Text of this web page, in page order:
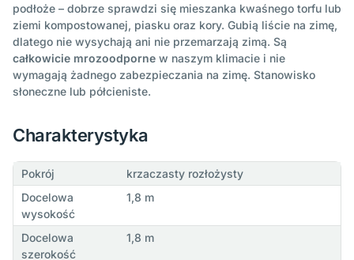
podłoże – dobrze sprawdzi się mieszanka kwaśnego torfu lub
ziemi kompostowanej, piasku oraz kory. Gubią liście na zimę,
dlatego nie wysychają ani nie przemarzają zimą. Są
całkowicie mrozoodporne w naszym klimacie i nie
wymagają żadnego zabezpieczania na zimę. Stanowisko
słoneczne lub półcieniste.
Charakterystyka
Pokrój
krzaczasty rozłożysty
Docelowa
wysokość
1,8 m
Docelowa
szerokość
1,8 m